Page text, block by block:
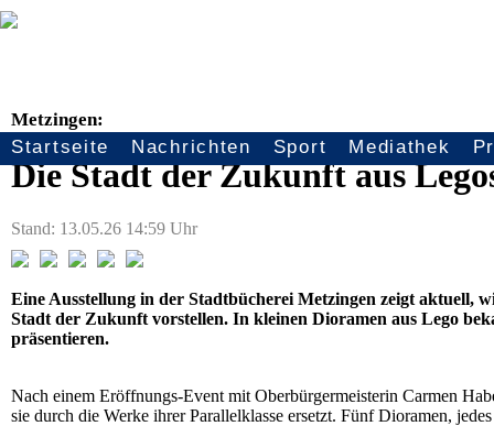
Seitennavigation
Startseite Nachrichten Sport Mediathek
Metzingen:
Die Stadt der Zukunft aus
Stand: 13.05.26 14:59 Uhr
Eine Ausstellung in der Stadtbücherei Metzingen zeigt aktuell,
Stadt der Zukunft vorstellen. In kleinen Dioramen aus Lego
präsentieren.
Nach einem Eröffnungs-Event mit Oberbürgermeisterin Carmen
sie durch die Werke ihrer Parallelklasse ersetzt. Fünf Dioramen,